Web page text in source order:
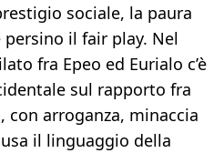
sociale, la paura
il fair play. Nel
fra Epeo ed Eurialo c’è
sul rapporto fra
con arroganza, minaccia
il linguaggio della